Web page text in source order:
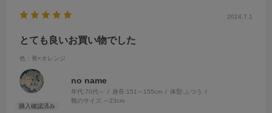
2024.7.1
とても良いお買い物でした
色：青×オレンジ
no name
年代:70代～ 身長:151～155cm 体型:ふつう
靴のサイズ: ～23cm